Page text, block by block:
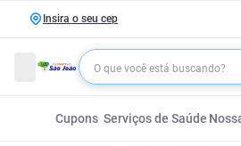
Insira o seu cep
Cupons Serviços de Saúde